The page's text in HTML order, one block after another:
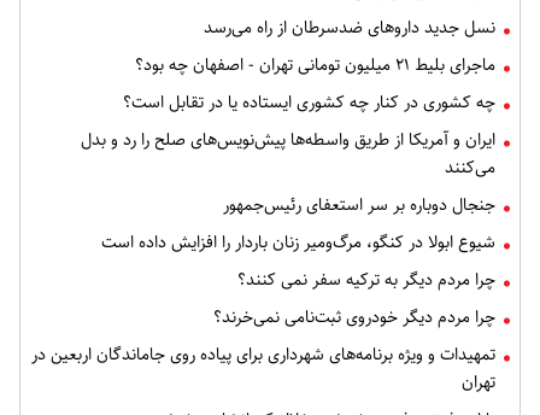
نسل جدید داروهای ضدسرطان از راه می‌رسد
ماجرای بلیط ۲۱ میلیون تومانی تهران - اصفهان چه بود؟
چه کشوری در کنار چه کشوری ایستاده یا در تقابل است؟
ایران و آمریکا از طریق واسطه‌ها پیش‌نویس‌های صلح را رد و بدل
می‌کنند
جنجال دوباره بر سر استعفای رئیس‌جمهور
شیوع ابولا در کنگو، مرگ‌ومیر زنان باردار را افزایش داده است
چرا مردم دیگر به ترکیه سفر نمی کنند؟
چرا مردم دیگر خودروی ثبت‌نامی نمی‌خرند؟
تمهیدات و ویژه برنامه‌های شهرداری برای پیاده روی جاماندگان اربعین در
تهران